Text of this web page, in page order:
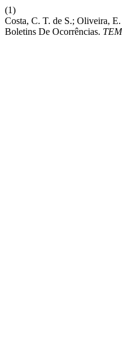
(1)
Costa, C. T. de S.; Oliveira,
Boletins De Ocorrências.